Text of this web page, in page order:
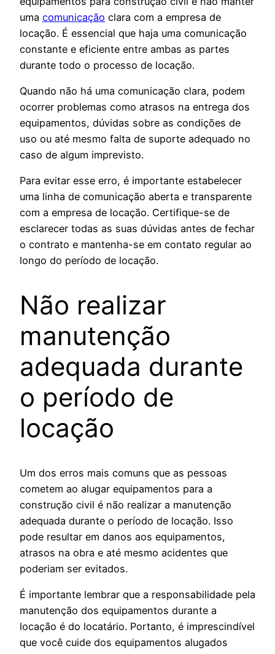
uma comunicação clara com a empresa de
locação. É essencial que haja uma comunicação
constante e eficiente entre ambas as partes
durante todo o processo de locação.
Quando não há uma comunicação clara, podem
ocorrer problemas como atrasos na entrega dos
equipamentos, dúvidas sobre as condições de
uso ou até mesmo falta de suporte adequado no
caso de algum imprevisto.
Para evitar esse erro, é importante estabelecer
uma linha de comunicação aberta e transparente
com a empresa de locação. Certifique-se de
esclarecer todas as suas dúvidas antes de fechar
o contrato e mantenha-se em contato regular ao
longo do período de locação.
Não realizar
manutenção
adequada durante
o período de
locação
Um dos erros mais comuns que as pessoas
cometem ao alugar equipamentos para a
construção civil é não realizar a manutenção
adequada durante o período de locação. Isso
pode resultar em danos aos equipamentos,
atrasos na obra e até mesmo acidentes que
poderiam ser evitados.
É importante lembrar que a responsabilidade pela
manutenção dos equipamentos durante a
locação é do locatário. Portanto, é imprescindível
que você cuide dos equipamentos alugados